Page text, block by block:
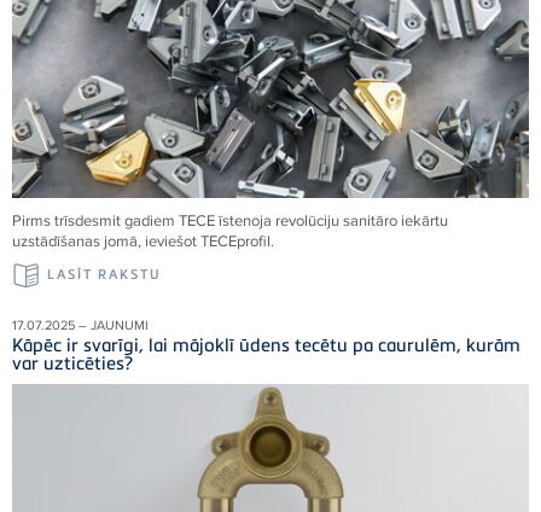
Pirms trīsdesmit gadiem TECEīstenoja revolūciju sanitāro iekārtu
uzstādīšanas jomā, ieviešotTECEprofil.
LASĪT RAKSTU
17.07.2025 – JAUNUMI
Kāpēc ir svarīgi, lai mājoklī ūdens tecētu pa caurulēm, kurām
var uzticēties?